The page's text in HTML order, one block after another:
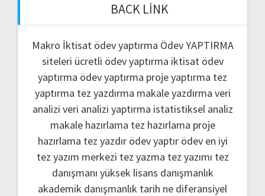
BACK LINK
Makro İktisat ödev yaptırma Ödev YAPTIRMA
siteleri ücretli ödev yaptırma iktisat ödev
yaptırma ödev yaptırma proje yaptırma tez
yaptırma tez yazdırma makale yazdırma veri
analizi veri analizi yaptırma istatistiksel analiz
makale hazırlama tez hazırlama proje
hazırlama tez yazdır ödev yaptır ödev en iyi
tez yazım merkezi tez yazma tez yazımı tez
danışmanı yüksek lisans danışmanlık
akademik danışmanlık tarih ne diferansiyel